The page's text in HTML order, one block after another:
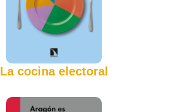
La cocina electoral